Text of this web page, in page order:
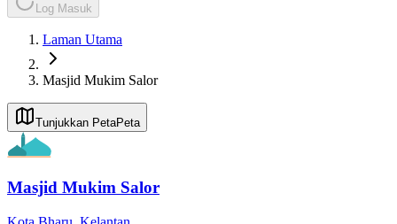
Log Masuk
Laman Utama
Masjid Mukim Salor
Tunjukkan PetaPeta
Masjid Mukim Salor